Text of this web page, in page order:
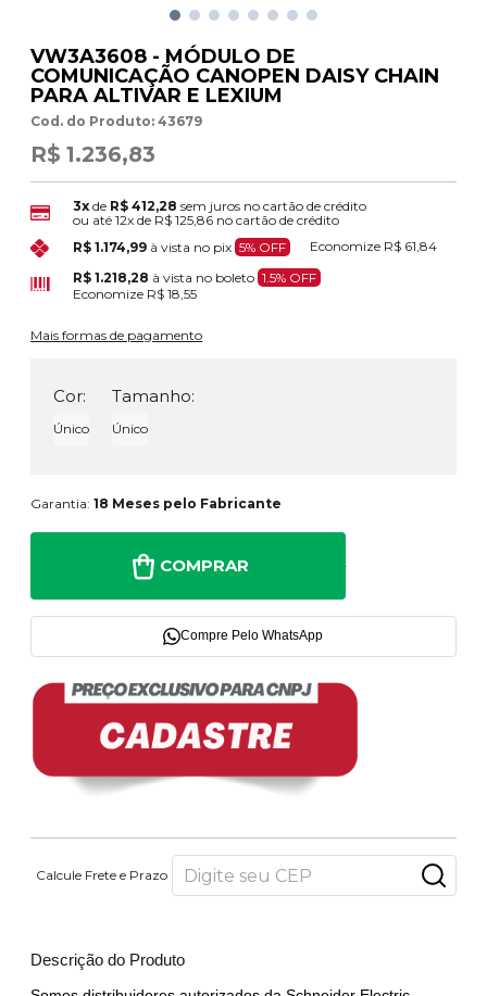
VW3A3608 - MÓDULO DE
COMUNICAÇÃO CANOPEN DAISY CHAIN
PARA ALTIVAR E LEXIUM
Cod. do Produto: 43679
R$ 1.236,83
3x de R$ 412,28 sem juros no cartão de crédito
ou até12x de R$ 125,86 no cartão de crédito
R$ 1.174,99 à vista no pix 5% OFF Economize R$ 61,84
R$ 1.218,28 à vista no boleto 1.5% OFF
Economize R$ 18,55
Mais formas de pagamento
Cor:
Único
Tamanho:
Único
Garantia:18 Meses pelo Fabricante
COMPRAR
Compre Pelo WhatsApp
Calcule Frete e Prazo
Descrição do Produto